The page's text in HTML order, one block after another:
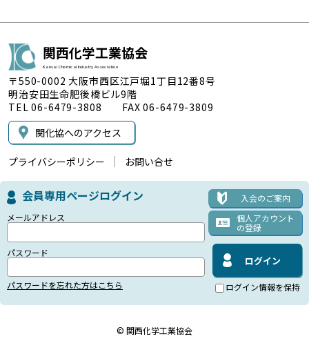
関西化学工業協会
Kansai Chemical Industry Association
〒550-0002 大阪市西区江戸堀1丁目12番8号
明治安田生命肥後橋ビル9階
TEL 06-6479-3808 FAX 06-6479-3809
関化協へのアクセス
プライバシーポリシー お問い合せ
会員専用ページログイン
入会のご案内
個人アカウント
の登録
メールアドレス
パスワード
パスワードを忘れた方はこちら ログイン情報を保持
© 関西化学工業協会